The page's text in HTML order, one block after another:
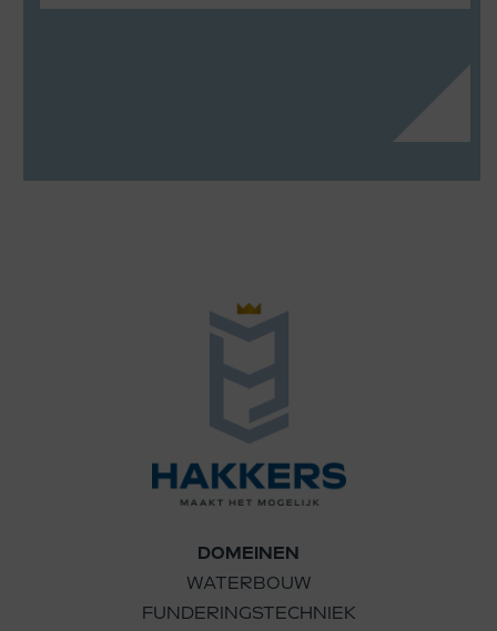
DOMEINEN
WATERBOUW
FUNDERINGSTECHNIEK